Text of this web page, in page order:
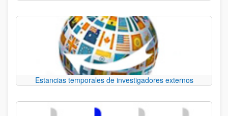
Estancias temporales de investigadores externos